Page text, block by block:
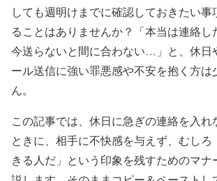
しても週明けまでに確認しておきたい事
ることはありませんか？「本当は連絡し
今送らないと間に合わない…」と、休日
ール送信に強い罪悪感や不安を抱く方は
ん。
この記事では、休日に急ぎの連絡を入れ
ときに、相手に不快感を与えず、むしろ
きる人だ」という印象を残すためのマナ